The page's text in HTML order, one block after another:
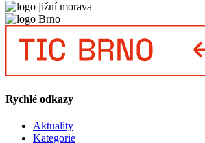
Rychlé odkazy
Aktuality
Kategorie